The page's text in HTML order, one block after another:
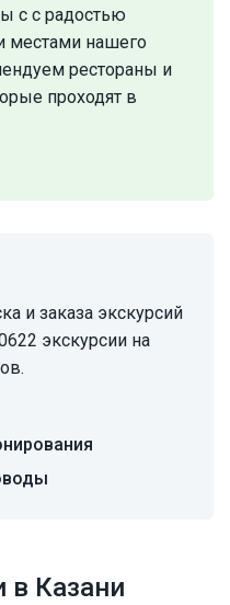
с с радостью
местами нашего
рестораны и
проходят в
и заказа экскурсий
экскурсии на
в Казани